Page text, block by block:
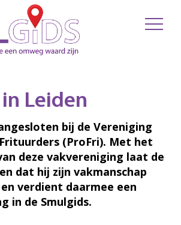
in Leiden
bij de Vereniging
(ProFri). Met het
deze vakvereniging laat de
dat hij zijn vakmanschap
verdient daarmee een
in de Smulgids.